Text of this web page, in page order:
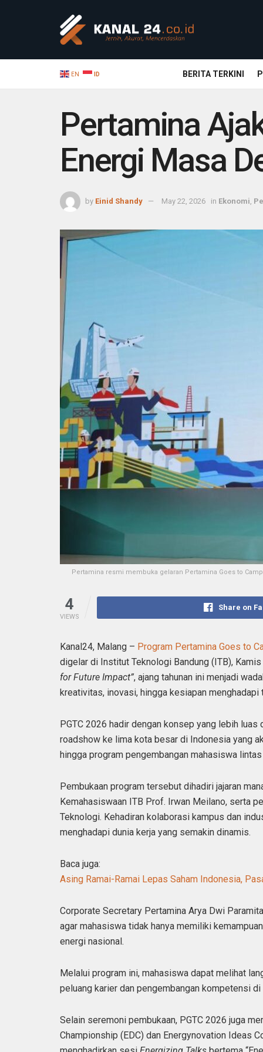
EN ID BERITA TERKINI
Pertamina
Energi Masa
by Einid Shandy May 22, 2026 in Ekonomi,
Pertamina resmi membuka gelaran Pertamina Goes to
4
VIEWS
Share on
Kanal24, Malang – Program Pertamina Goes to
digelar di Institut Teknologi Bandung (ITB),
for Future Impact”, ajang tahunan ini menjadi
kreativitas, inovasi, hingga kesiapan
PGTC 2026 hadir dengan konsep yang lebih
roadshow ke lima kota besar di Indonesia yang
hingga program pengembangan mahasiswa
Pembukaan program tersebut dihadiri jajaran
Kemahasiswaan ITB Prof. Irwan Meilano, serta
Teknologi. Kehadiran kolaborasi kampus dan
menghadapi dunia kerja yang semakin dinamis.
Baca juga:
Asing Ramai-Ramai Lepas Saham Indonesia,
Corporate Secretary Pertamina Arya Dwi
agar mahasiswa tidak hanya memiliki
energi nasional.
Melalui program ini, mahasiswa dapat melihat
peluang karier dan pengembangan kompetensi
Selain seremoni pembukaan, PGTC 2026 juga
Championship (EDC) dan Energynovation Ideas